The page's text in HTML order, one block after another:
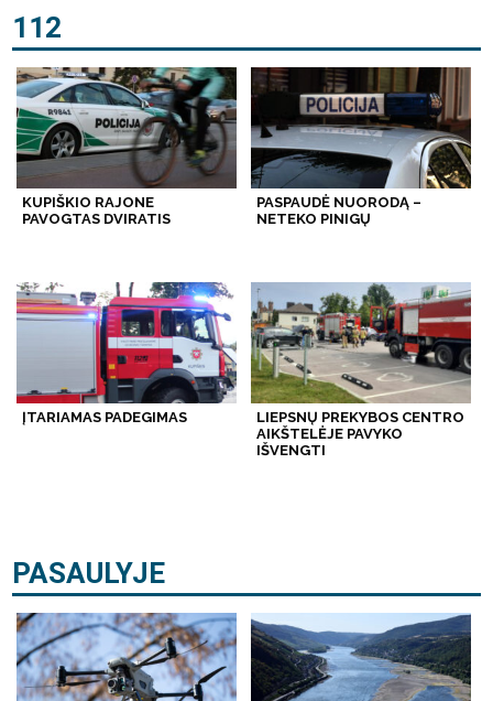
112
KUPIŠKIO RAJONE
PAVOGTAS DVIRATIS
PASPAUDĖ NUORODĄ –
NETEKO PINIGŲ
ĮTARIAMAS PADEGIMAS
LIEPSNŲ PREKYBOS CENTRO
AIKŠTELĖJE PAVYKO
IŠVENGTI
PASAULYJE